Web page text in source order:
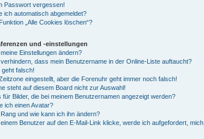
Passwort vergessen!
ich automatisch abgemeldet?
„Alle Cookies löschen“?
und -einstellungen
Einstellungen ändern?
dass mein Benutzername in der Online-Liste auftaucht?
geht falsch!
eingestellt, aber die Forenuhr geht immer noch falsch!
steht auf diesem Board nicht zur Auswahl!
für Bilder, die bei meinem Benutzernamen angezeigt werden?
ich einen Avatar?
und wie kann ich ihn ändern?
Benutzer auf den E-Mail-Link klicke, werde ich aufgefordert, mich